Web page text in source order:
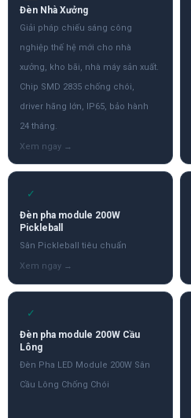
Đèn Nhà Xưởng
Giải pháp chiếu sáng công
nghiệp thế hệ mới cho nhà
xưởng, kho bãi, nhà máy sản xuất.
Chip SMD 2835 chống chói,
driver hãng lớn, IP65, bảo hành
24 tháng.
✓
Đèn pha module 200W
Pickleball
Sân Pickleball tiêu chuẩn
✓
Đèn pha module 200W Cầu
Lông
Đèn Pha LED Module 200W Sân
Cầu Lông Chống Chói